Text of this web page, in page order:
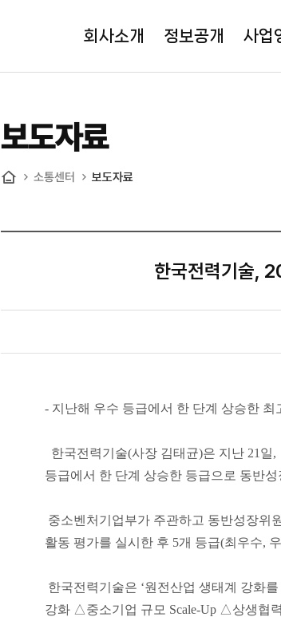
회사소개 정보공개 사업
보도자료
소통센터 보도자료
한국전력기술,
- 지난해 우수 등급에서 한 단계 상승한 최
한국전력기술(사장 김태균)은 지난 21일
등급에서 한 단계 상승한 등급으로 동반
중소벤처기업부가 주관하고 동반성장위
활동 평가를 실시한 후 5개 등급(최우수,
한국전력기술은 ‘원전산업 생태계 강화
강화 △중소기업 규모 Scale-Up △상생협